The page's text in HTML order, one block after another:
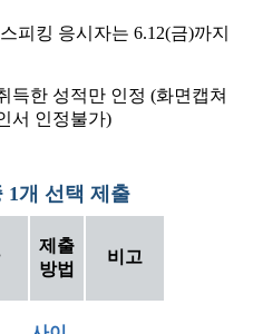
피킹 응시자는 6.12(금)까지
한 성적만 인정 (화면캡쳐
서 인정불가)
1개 선택 제출
제출
방법
비고